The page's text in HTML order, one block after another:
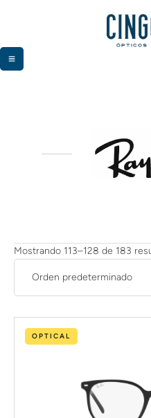
Mostrando 113–128 de 183
OPTICAL